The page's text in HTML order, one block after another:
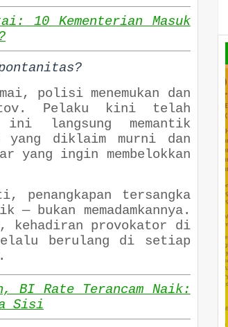
10 Kementerian Masuk
polisi menemukan dan
Pelaku kini telah
ini langsung memantik
yang diklaim murni dan
ingin membelokkan
penangkapan tersangka
bukan memadamkannya.
kehadiran provokator di
berulang di setiap
BI Rate Terancam Naik:
Sisi